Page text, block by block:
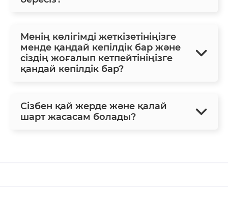
Менің көлігімді жеткізетініңізге
менде қандай кепілдік бар және
сіздің жоғалып кетпейтініңізге
қандай кепілдік бар?
Сізбен қай жерде және қалай
шарт жасасам болады?